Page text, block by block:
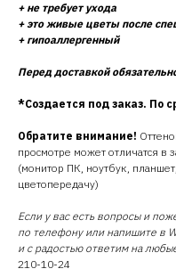
+ не требует ухода
+ это живые цветы после
+ гипоаллергенный
Перед доставкой
*Создается под заказ. По
Обратите внимание!
просмотре может отличатся в
(монитор ПК, ноутбук,
цветопередачу)
Если у вас есть вопросы и
по телефону или напишите в
и с радостью ответим на
210-10-24